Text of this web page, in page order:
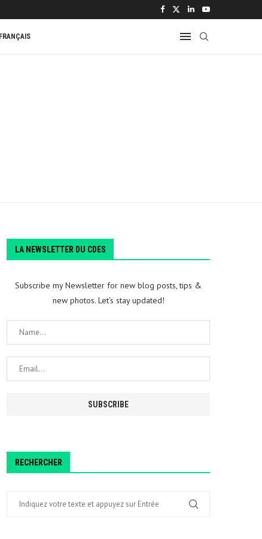
FRANÇAIS
LA NEWSLETTER DU CDES
Subscribe my Newsletter for new blog posts, tips &
new photos. Let's stay updated!
RECHERCHER